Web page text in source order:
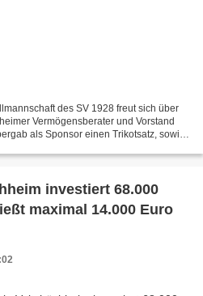
des SV 1928 freut sich über
Vermögensberater und Vorstand
als Sponsor einen Trikotsatz, sowie
investiert 68.000
maximal 14.000 Euro